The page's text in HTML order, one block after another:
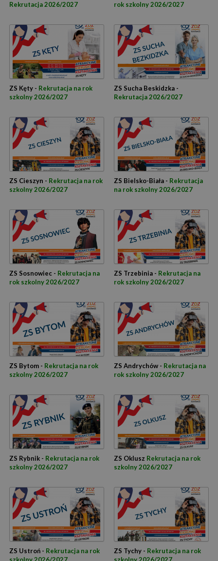
Rekrutacja 2026/2027
rok szkolny 2026/2027
ZS Kęty - Rekrutacja na rok
szkolny 2026/2027
ZS Sucha Beskidzka -
Rekrutacja 2026/2027
ZS Cieszyn - Rekrutacja na rok
szkolny 2026/2027
ZS Bielsko-Biała - Rekrutacja
na rok szkolny 2026/2027
ZS Sosnowiec - Rekrutacja na
rok szkolny 2026/2027
ZS Trzebinia - Rekrutacja na
rok szkolny 2026/2027
ZS Bytom - Rekrutacja na rok
szkolny 2026/2027
ZS Andrychów - Rekrutacja na
rok szkolny 2026/2027
ZS Rybnik - Rekrutacja na rok
szkolny 2026/2027
ZS Oklusz Rekrutacja na rok
szkolny 2026/2027
ZS Ustroń - Rekrutacja na rok
ZS Tychy - Rekrutacja na rok